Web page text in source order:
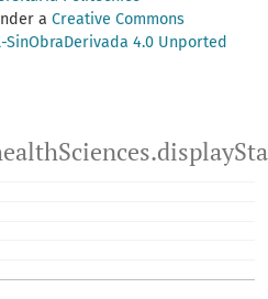
a Creative Commons
4.0 Unported